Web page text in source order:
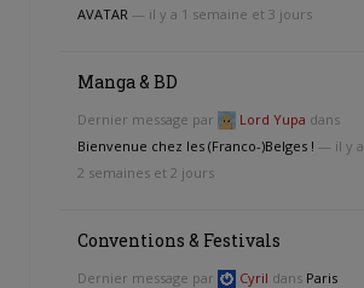
AVATAR — il y a 1 semaine et 3 jours
Manga & BD
Dernier message par Lord Yupa dans
Bienvenue chez les (Franco-)Belges ! — il y a
2 semaines et 2 jours
Conventions & Festivals
Dernier message par Cyril dans Paris